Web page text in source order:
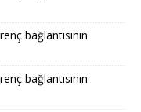
bağlantısının
bağlantısının